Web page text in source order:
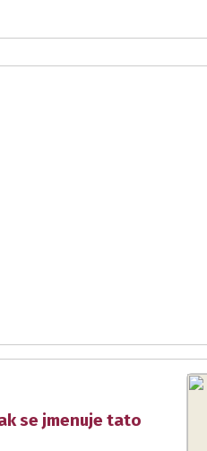
se jmenuje tato